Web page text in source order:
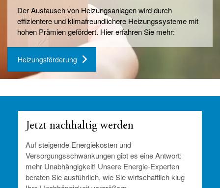
Der Austausch von Heizungsanlagen wird durch
effizientere und klimafreundlichere Heizungssysteme mit
hohen Prämien gefördert. Hier erfahren Sie mehr:
Heizungsförderung
Jetzt nachhaltig werden
Auf steigende Energiekosten und
Versorgungsschwankungen gibt es eine Antwort:
mehr Unabhängigkeit! Unsere Energie-Experten
beraten Sie ausführlich, wie Sie wirtschaftlich klug